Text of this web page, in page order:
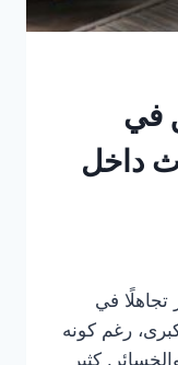
في
داخل
تجاهلًا في
رغم كونه
كثير